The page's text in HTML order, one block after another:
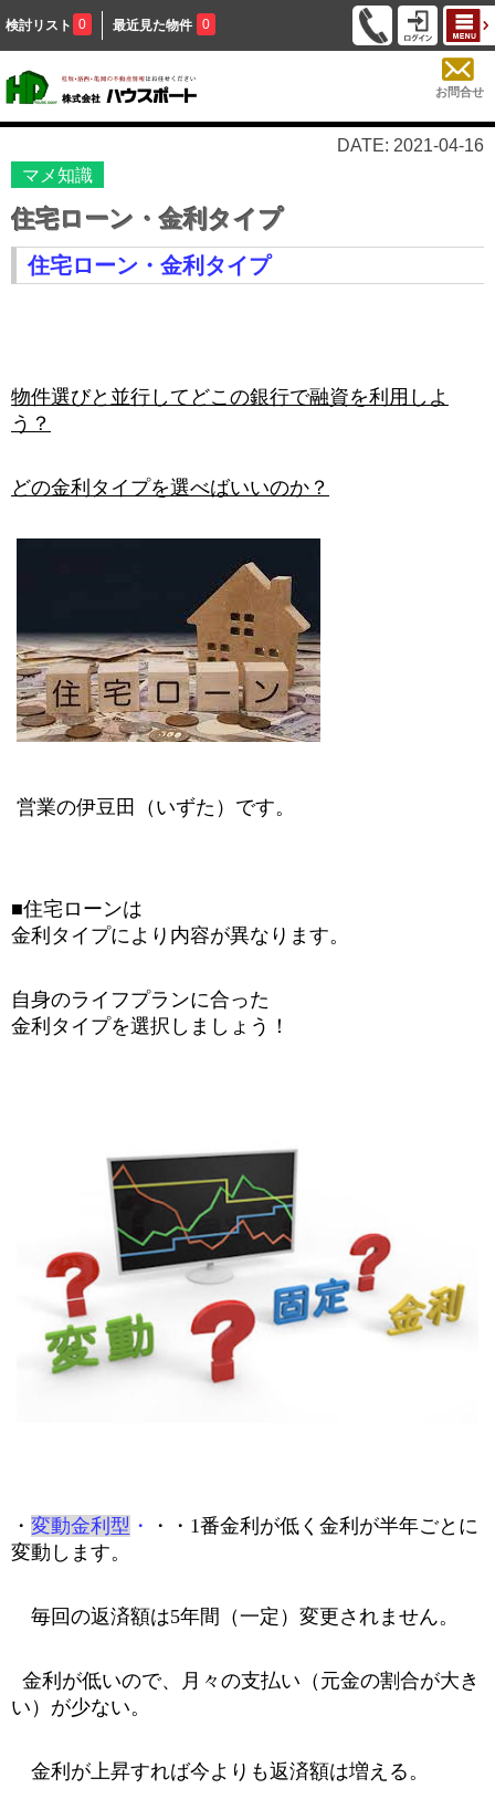
検討リスト 0 最近見た物件 0
お問合せ
DATE: 2021-04-16
マメ知識
住宅ローン・金利タイプ
住宅ローン・金利タイプ
物件選びと並行してどこの銀行で融資を利用しよ
う？
どの金利タイプを選べばいいのか？
営業の伊豆田（いずた）です。
■住宅ローンは
金利タイプにより内容が異なります。
自身のライフプランに合った
金利タイプを選択しましょう！
・ 変動金利型 ・
・・1番金利が低く金利が半年ごとに
変動します。
毎回の返済額は5年間（一定）変更されません。
金利が低いので、月々の支払い（元金の割合が大き
い）が少ない。
金利が上昇すれば今よりも返済額は増える。